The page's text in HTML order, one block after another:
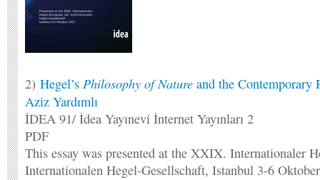
2) Hegel’s Philosophy of Nature and the Contemporary
Aziz Yardımlı
İDEA 91/ İdea Yayınevi İnternet Yayınları 2
PDF
This essay was presented at the XXIX. Internationaler
Internationalen Hegel-Gesellschaft, Istanbul 3-6